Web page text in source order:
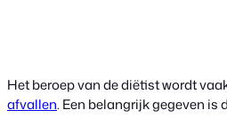
Het beroep van de diëtist wordt
afvallen. Een belangrijk gegeven is